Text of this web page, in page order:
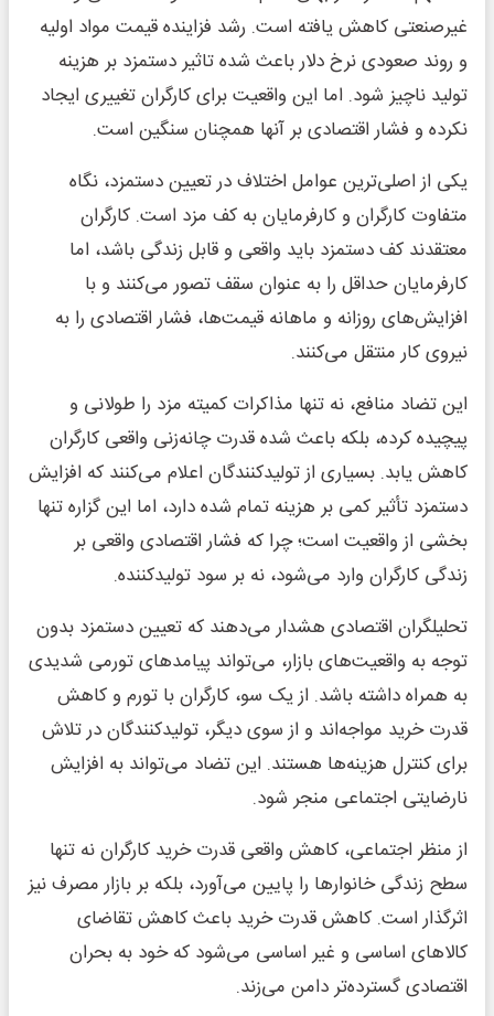
غیرصنعتی کاهش یافته است. رشد فزاینده قیمت مواد اولیه
و روند صعودی نرخ دلار باعث شده تاثیر دستمزد بر هزینه
تولید ناچیز شود. اما این واقعیت برای کارگران تغییری ایجاد
نکرده و فشار اقتصادی بر آنها همچنان سنگین است.
یکی از اصلی‌ترین عوامل اختلاف در تعیین دستمزد، نگاه
متفاوت کارگران و کارفرمایان به کف مزد است. کارگران
معتقدند کف دستمزد باید واقعی و قابل زندگی باشد، اما
کارفرمایان حداقل را به عنوان سقف تصور می‌کنند و با
افزایش‌های روزانه و ماهانه قیمت‌ها، فشار اقتصادی را به
نیروی کار منتقل می‌کنند.
این تضاد منافع، نه تنها مذاکرات کمیته مزد را طولانی و
پیچیده کرده، بلکه باعث شده قدرت چانه‌زنی واقعی کارگران
کاهش یابد. بسیاری از تولیدکنندگان اعلام می‌کنند که افزایش
دستمزد تأثیر کمی بر هزینه تمام شده دارد، اما این گزاره تنها
بخشی از واقعیت است؛ چرا که فشار اقتصادی واقعی بر
زندگی کارگران وارد می‌شود، نه بر سود تولیدکننده.
تحلیلگران اقتصادی هشدار می‌دهند که تعیین دستمزد بدون
توجه به واقعیت‌های بازار، می‌تواند پیامدهای تورمی شدیدی
به همراه داشته باشد. از یک سو، کارگران با تورم و کاهش
قدرت خرید مواجه‌اند و از سوی دیگر، تولیدکنندگان در تلاش
برای کنترل هزینه‌ها هستند. این تضاد می‌تواند به افزایش
نارضایتی اجتماعی منجر شود.
از منظر اجتماعی، کاهش واقعی قدرت خرید کارگران نه تنها
سطح زندگی خانوارها را پایین می‌آورد، بلکه بر بازار مصرف نیز
اثرگذار است. کاهش قدرت خرید باعث کاهش تقاضای
کالاهای اساسی و غیر اساسی می‌شود که خود به بحران
اقتصادی گسترده‌تر دامن می‌زند.